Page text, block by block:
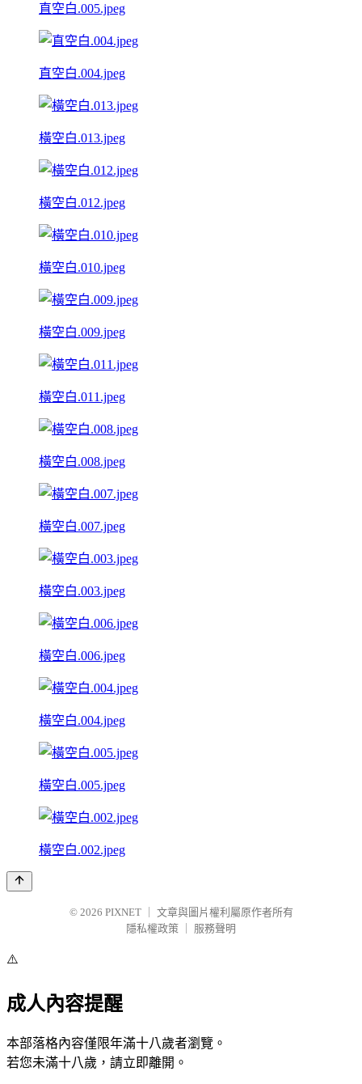
直空白.005.jpeg
直空白.004.jpeg
橫空白.013.jpeg
橫空白.012.jpeg
橫空白.010.jpeg
橫空白.009.jpeg
橫空白.011.jpeg
橫空白.008.jpeg
橫空白.007.jpeg
橫空白.003.jpeg
橫空白.006.jpeg
橫空白.004.jpeg
橫空白.005.jpeg
橫空白.002.jpeg
© 2026 PIXNET
文章與圖片權利屬原作者所有
隱私權政策
服務聲明
⚠️
成人內容提醒
本部落格內容僅限年滿十八歲者瀏覽。
若您未滿十八歲，請立即離開。